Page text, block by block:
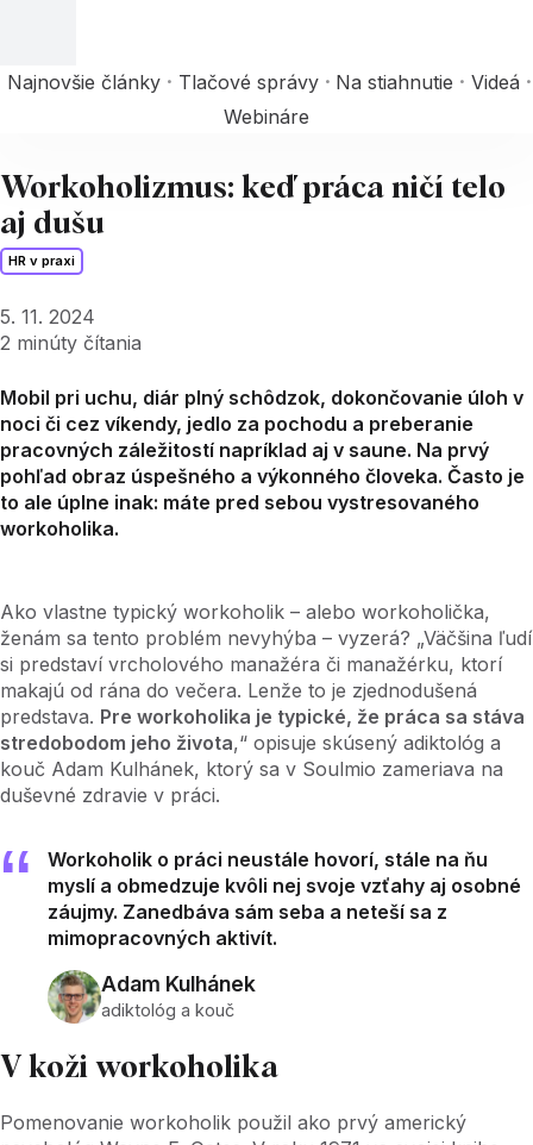
Najnovšie články Tlačové správy Na stiahnutie
Videá
Webináre
Workoholizmus: keď práca ničí telo
aj dušu
HR v praxi
5. 11. 2024
2 minúty čítania
Mobil pri uchu, diár plný schôdzok, dokončovanie úloh v
noci či cez víkendy, jedlo za pochodu a preberanie
pracovných záležitostí napríklad aj v saune. Na prvý
pohľad obraz úspešného a výkonného človeka. Často je
to ale úplne inak: máte pred sebou vystresovaného
workoholika.
Ako vlastne typický workoholik – alebo workoholička,
ženám sa tento problém nevyhýba – vyzerá? „Väčšina ľudí
si predstaví vrcholového manažéra či manažérku, ktorí
makajú od rána do večera. Lenže to je zjednodušená
predstava. Pre workoholika je typické, že práca sa stáva
stredobodom jeho života,“ opisuje skúsený adiktológ a
kouč Adam Kulhánek, ktorý sa v Soulmio zameriava na
duševné zdravie v práci.
Workoholik o práci neustále hovorí, stále na ňu
myslí a obmedzuje kvôli nej svoje vzťahy aj osobné
záujmy. Zanedbáva sám seba a neteší sa z
mimopracovných aktivít.
Adam Kulhánek
adiktológ a kouč
V koži workoholika
Pomenovanie workoholik použil ako prvý americký